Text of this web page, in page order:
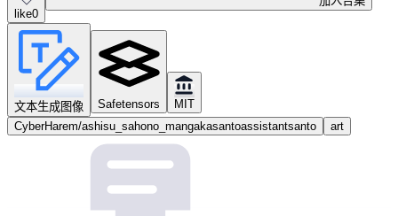
like0
文本生成图像 Safetensors
MIT
CyberHarem/ashisu_sahono_mangakasantoassistantsanto
art